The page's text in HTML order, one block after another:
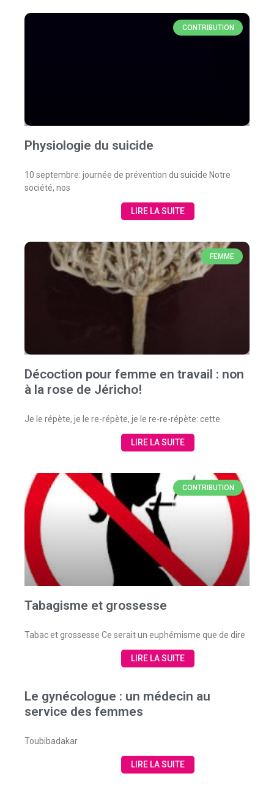
CONTRIBUTION
Physiologie du suicide
10 septembre: journée de prévention du suicide Notre
société, nos
LIRE LA SUITE
FEMME
Décoction pour femme en travail : non
à la rose de Jéricho!
Je le répète, je le re-répète, je le re-re-répète: cette
LIRE LA SUITE
CONTRIBUTION
Tabagisme et grossesse
Tabac et grossesse Ce serait un euphémisme que de dire
LIRE LA SUITE
Le gynécologue : un médecin au
service des femmes
Toubibadakar
LIRE LA SUITE